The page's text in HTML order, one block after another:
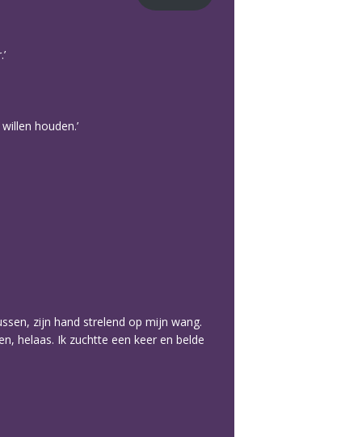
houden.’
zijn hand strelend op mijn wang.
helaas. Ik zuchtte een keer en belde